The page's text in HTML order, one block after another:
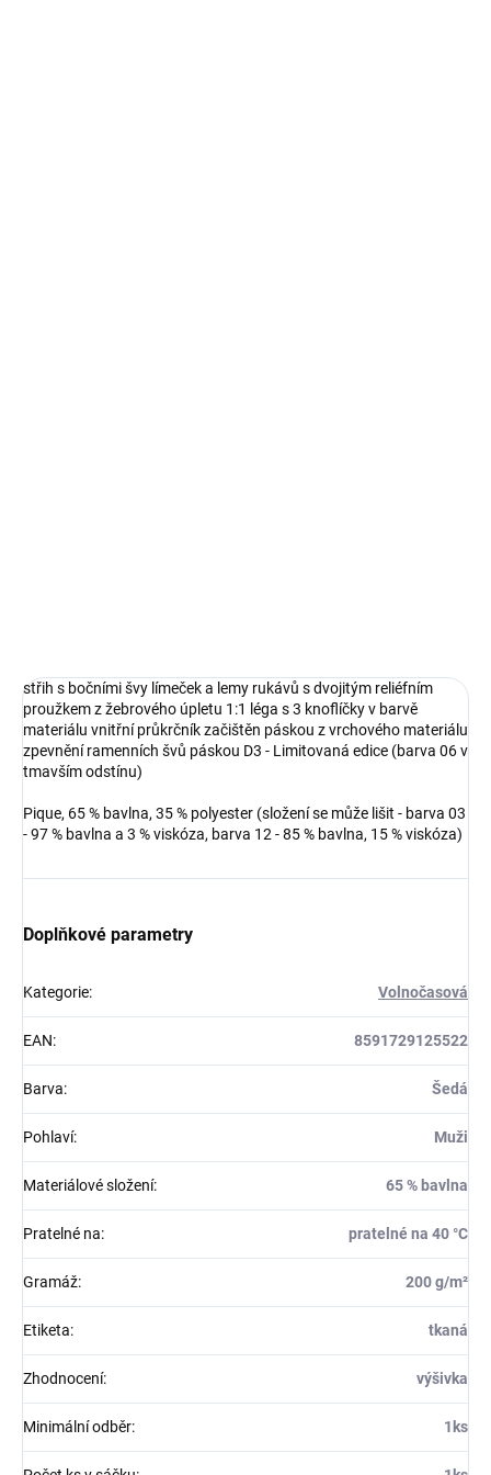
střih s bočními švy límeček a lemy rukávů s dvojitým reliéfním
proužkem z žebrového úpletu 1:1 léga s 3 knoflíčky v barvě
materiálu vnitřní průkrčník začištěn páskou z vrchového materiálu
zpevnění ramenních švů páskou D3 - Limitovaná edice (barva 06 v
tmavším odstínu)
Pique, 65 % bavlna, 35 % polyester (složení se může lišit - barva 03
- 97 % bavlna a 3 % viskóza, barva 12 - 85 % bavlna, 15 % viskóza)
Doplňkové parametry
Kategorie: Volnočasová
EAN: 8591729125522
Barva: Šedá
Pohlaví: Muži
Materiálové složení: 65 % bavlna
Pratelné na: pratelné na 40 °C
Gramáž: 200 g/m²
Etiketa: tkaná
Zhodnocení: výšivka
Minimální odběr: 1ks